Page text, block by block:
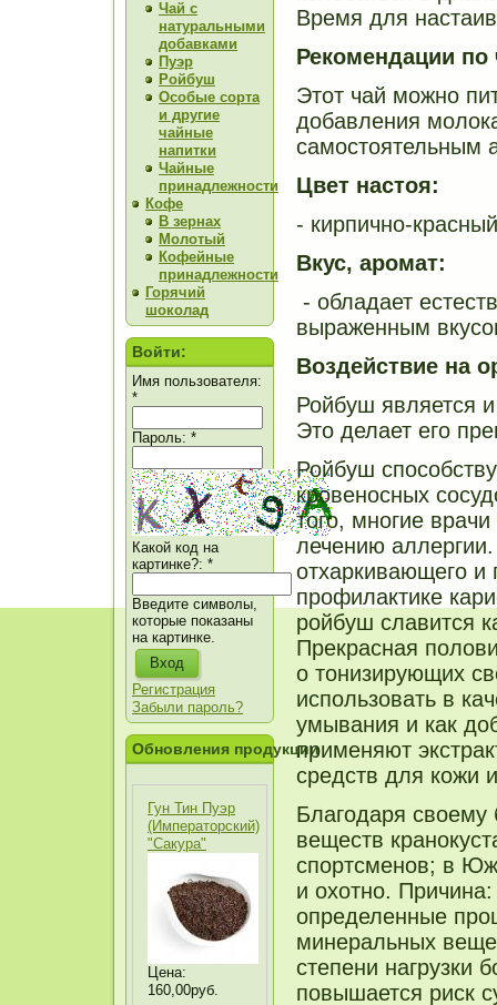
Чай с
натуральными
добавками
Пуэр
Ройбуш
Особые сорта
и другие
чайные
напитки
Чайные
принадлежности
Кофе
В зернах
Молотый
Кофейные
принадлежности
Горячий
шоколад
Войти:
Имя пользователя:
*
Пароль: *
Какой код на
картинке?: *
Введите символы,
которые показаны
на картинке.
Регистрация
Забыли пароль?
Обновления продукции
Гун Тин Пуэр
(Императорский)
"Сакура"
Цена:
160,00руб.
Время для
Рекомендации
Этот чай можно
добавления
самостоятельным
Цвет настоя:
- кирпично-
Вкус, аромат:
- обладает
выраженным
Воздействие на
Ройбуш является
Это делает его
Ройбуш
кровеносных
того, многие
лечению
отхаркивающего и
профилактике
ройбуш славится
Прекрасная
о тонизирующих
использовать в
умывания и как
применяют
средств для кожи
Благодаря
веществ
спортсменов; в
и охотно.
определенные
минеральных
степени нагрузки
повышается риск